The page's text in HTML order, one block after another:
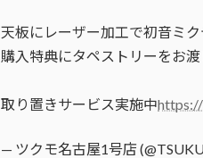
天板にレーザー加工で初音ミ
購入特典にタペストリーをお渡
取り置きサービス実施中
— ツクモ名古屋1号店